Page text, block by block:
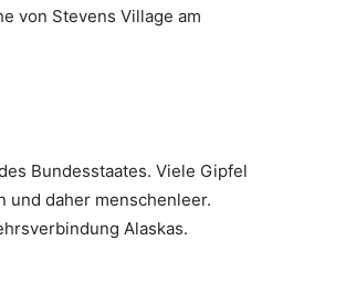
von Stevens Village am
Bundesstaates. Viele Gipfel
und daher menschenleer.
Alaskas.